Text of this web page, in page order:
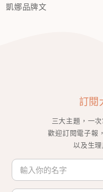
凱娜品牌文
訂閱
三大主題，一
歡迎訂閱電子報
以及生